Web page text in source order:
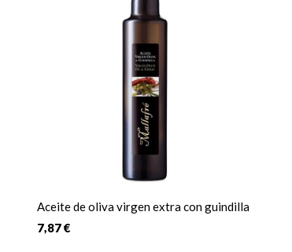
Aceite de oliva virgen extra con guindilla
7,87 €